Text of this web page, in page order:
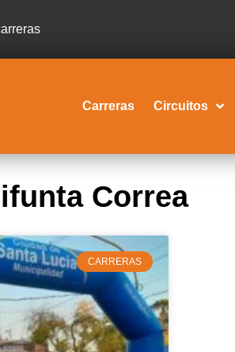
Carreras Circuitos
Correa
CARRERAS